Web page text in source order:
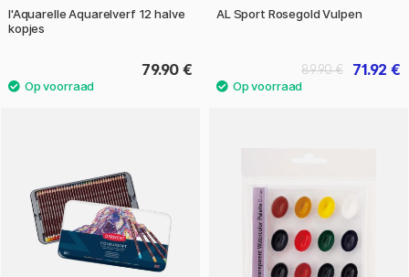
l'Aquarelle Aquarelverf 12 halve
kopjes
79.90 €
AL Sport Rosegold Vulpen
71.92 €
89.90 €